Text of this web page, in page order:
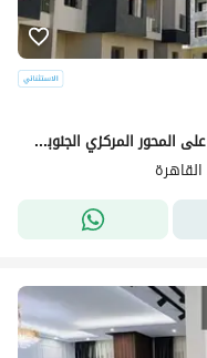
استلم فورًا في قلب منطقة المستثمرين. . . على المحور المركزي الجنوبي مباشرة!